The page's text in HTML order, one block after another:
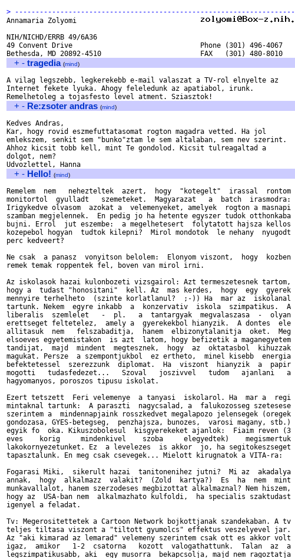
> --------------------------------------------------------------------
Annamaria Zolyomi
NIH/NICHD/ERRB 49/6A36
49 Convent Drive                               Phone (301) 496-4067
+ - tragedia (mind)
A vilag legszebb, legkerekebb e-mail valaszat a TV-rol elnyelte az
Internet fekete lyuka. Ahogy feleledunk az apatiabol, irunk.
+ - Re:zsoter andras (mind)
Kedves Andras,
Kar, hogy rovid eszmefuttatasomat rogton magadra vetted. Ha jol
emlekszem, senkit sem "bunko"ztam le sem altalaban, sem nev szerint.
Ahhoz kicsit tobb kell, mint Te gondolod. Kicsit tulreagaltad a
dolgot, nem?
+ - Hello! (mind)
Remelem  nem   nehezteltek  azert,  hogy  "kotegelt"  irassal  rontom
monitortol  gyulladt   szemeteket.  Magyarazat   a  batch  irasmodra:
Irigykedve olvasom  azokat a  velemenyeket, amelyek  rogton a masnapi
szamban megjelennek.  En pedig jo ha hetente egyszer tudok otthonkaba
bujni. Errol  jut eszembe:  a megelhetesert  folytatott hajsza kellos
kozepebol hogyan  tudtok kilepni?  Mirol mondotok  le nehany  nyugodt
perc kedveert?
Ne csak  a panasz  vonyitson belolem:  Elonyom viszont,  hogy  kozben
remek temak roppentek fel, boven van mirol irni.
Az iskolasok hazai kulonbozeti vizsgairol: Azt termeszetesnek tartom,
hogy a  tudast "honositani"  kell. Az  mas kerdes,  hogy  egy  gyerek
mennyire terhelheto  (szinte korlatlanul?  ;-)) Ha  mar az  iskolanal
tartunk. Nekem  egyre inkabb  a  konzervativ  iskola  szimpatikus.  A
liberalis  szemlelet   -  pl.   a  tantargyak  megvalaszasa  -  olyan
erettseget feltetelez,  amely a  gyerekekbol hianyzik.  A dontes  ele
allitasuk  nem   felszabaditja,  hanem  elbizonytalanitja  oket.  Meg
elsoeves egyetemistakon  is azt  latom, hogy befizetik a maganegyetem
tandijat,  majd  mindent  megtesznek,  hogy  az  oktatasbol  kihuzzak
magukat. Persze  a szempontjukbol  ez ertheto,  minel kisebb  energia
befektetessel  szerezzunk  diplomat.  Ha  viszont  hianyzik  a  papir
mogotti   tudasfedezet...   Szoval   joszivvel   tudom   ajanlani   a
hagyomanyos, poroszos tipusu iskolat.
Ezert tetszett  Feri velemenye  a tanyasi  iskolarol. Ha  mar a  regi
mintaknal tartunk:  A paraszti  nagycsalad, a  falukozosseg szetesese
szerintem a  mindennapjaink rosszkedvet megalapozo jelensegek (oregek
gondozasa, GYES-betegseg,  penzhajsza, bunozes,  varosi magany, stb.)
egyik fo  oka. Kikuszobolesul  kisgyerekeket ajanlok:  Fiaim reven (3
eves    korig     mindenkivel    szoba     elegyedtek)    megismertuk
lakokornyezetunket. Ez  a levelezes  is akkor  jo, ha segitokeszseget
tapasztalunk. En meg csak csevegek... Mielott kirugnatok a VITA-ra:
Fogarasi Miki,  sikerult hazai  tanitonenihez jutni?  Mi az  akadalya
annak,  hogy  alkalmazz  valakit?  (Zold  kartya?)  Es  ha  nem  mint
munkavallalot, hanem szerzodeses megbizottat alkalmaznal? Nem hiszem,
hogy az  USA-ban nem  alkalmazhato kulfoldi,  ha specialis szaktudast
igenyel a feladat.
Tv: Megerositettetek a Cartoon Network bojkottjanak szandekaban. A tv
teljes tiltasa viszont a "tiltott gyumolcs" effektus veszelyevel jar.
Az "aki kimarad az lemarad" velemeny szerintem csak ott es akkor volt
igaz,  amikor   1-2  csatorna   kozott  valogathattunk.  Talan  az  a
legszimpatikusabb, aki  egy musorra  bekapcsolja, majd nem ragoztatja